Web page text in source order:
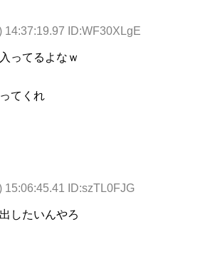
14:37:19.97 ID:WF30XLgE
ってるよなｗ
てくれ
15:06:45.41 ID:szTL0FJG
したいんやろ